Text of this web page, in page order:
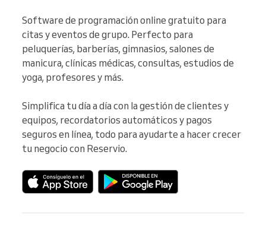
Software de programación online gratuito para
citas y eventos de grupo. Perfecto para
peluquerías, barberías, gimnasios, salones de
manicura, clínicas médicas, consultas, estudios de
yoga, profesores y más.
Simplifica tu día a día con la gestión de clientes y
equipos, recordatorios automáticos y pagos
seguros en línea, todo para ayudarte a hacer crecer
tu negocio con Reservio.